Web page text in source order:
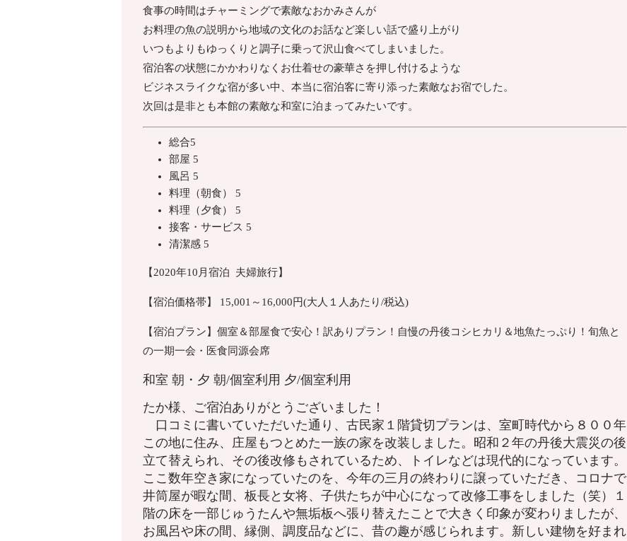
食事の時間はチャーミングで素敵なおかみさんが
お料理の魚の説明から地域の文化のお話など楽しい話で盛り上がり
いつもよりもゆっくりと調子に乗って沢山食べてしまいました。
宿泊客の状態にかかわりなくお仕着せの豪華さを押し付けるような
ビジネスライクな宿が多い中、本当に宿泊客に寄り添った素敵なお宿でした。
次回は是非とも本館の素敵な和室に泊まってみたいです。
総合5
部屋 5
風呂 5
料理（朝食）
5
料理（夕食）
5
接客・サービス 5
清潔感 5
【2020年10月宿泊 夫婦旅行】
【宿泊価格帯】 15,001～16,000円(大人１人あたり/税込)
【宿泊プラン】個室＆部屋食で安心！訳ありプラン！自慢の丹後コシヒカリ＆地魚たっぷり！旬魚と
の一期一会・医食同源会席
和室 朝・夕 朝/個室利用 夕/個室利用
たか様、ご宿泊ありがとうございました！
口コミに書いていただいた通り、古民家１階貸切プランは、室町時代から８００年
この地に住み、庄屋もつとめた一族の家を改装しました。昭和２年の丹後大震災の後
立て替えられ、その後改修もされているため、トイレなどは現代的になっています。
ここ数年空き家になっていたのを、今年の三月の終わりに譲っていただき、コロナで
井筒屋が暇な間、板長と女将、子供たちが中心になって改修工事をしました（笑）１
階の床を一部じゅうたんや無垢板へ張り替えたことで大きく印象が変わりましたが、
お風呂や床の間、縁側、調度品などに、昔の趣が感じられます。新しい建物を好まれ